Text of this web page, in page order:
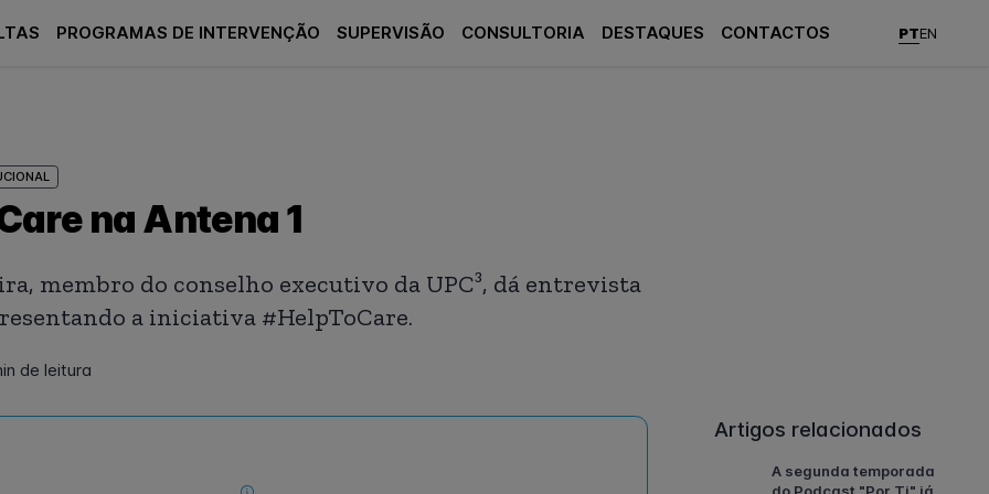
PROGRAMAS DE INTERVENÇÃO SUPERVISÃO CONSULTORIA DESTAQUES CONTACTOS PTEN
na Antena 1
membro do conselho executivo da UPC³, dá entrevista
a iniciativa #HelpToCare.
de leitura
Artigos relacionados
A segunda temporada